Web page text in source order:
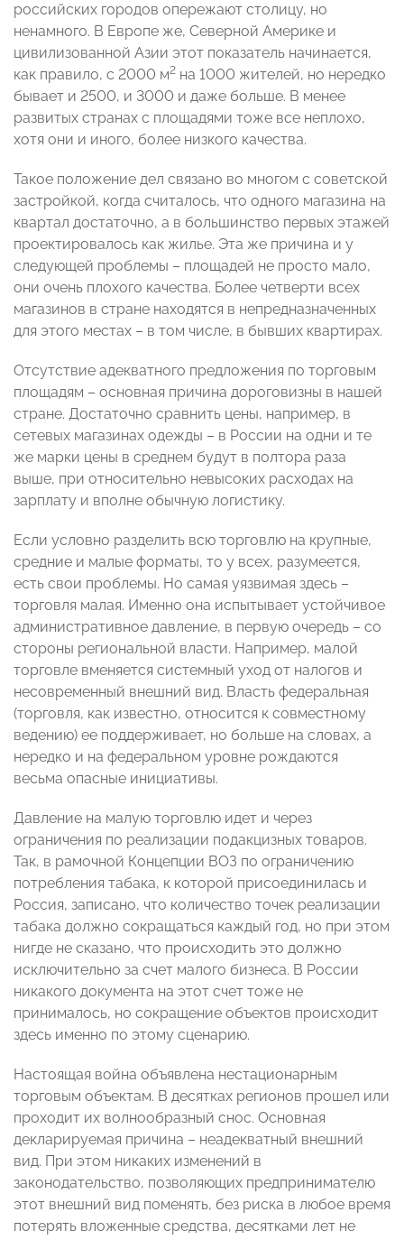
российских городов опережают столицу, но
ненамного. В Европе же, Северной Америке и
цивилизованной Азии этот показатель начинается,
как правило, с 2000 м2 на 1000 жителей, но нередко
бывает и 2500, и 3000 и даже больше. В менее
развитых странах с площадями тоже все неплохо,
хотя они и иного, более низкого качества.
Такое положение дел связано во многом с советской
застройкой, когда считалось, что одного магазина на
квартал достаточно, а в большинство первых этажей
проектировалось как жилье. Эта же причина и у
следующей проблемы – площадей не просто мало,
они очень плохого качества. Более четверти всех
магазинов в стране находятся в непредназначенных
для этого местах – в том числе, в бывших квартирах.
Отсутствие адекватного предложения по торговым
площадям – основная причина дороговизны в нашей
стране. Достаточно сравнить цены, например, в
сетевых магазинах одежды – в России на одни и те
же марки цены в среднем будут в полтора раза
выше, при относительно невысоких расходах на
зарплату и вполне обычную логистику.
Если условно разделить всю торговлю на крупные,
средние и малые форматы, то у всех, разумеется,
есть свои проблемы. Но самая уязвимая здесь –
торговля малая. Именно она испытывает устойчивое
административное давление, в первую очередь – со
стороны региональной власти. Например, малой
торговле вменяется системный уход от налогов и
несовременный внешний вид. Власть федеральная
(торговля, как известно, относится к совместному
ведению) ее поддерживает, но больше на словах, а
нередко и на федеральном уровне рождаются
весьма опасные инициативы.
Давление на малую торговлю идет и через
ограничения по реализации подакцизных товаров.
Так, в рамочной Концепции ВОЗ по ограничению
потребления табака, к которой присоединилась и
Россия, записано, что количество точек реализации
табака должно сокращаться каждый год, но при этом
нигде не сказано, что происходить это должно
исключительно за счет малого бизнеса. В России
никакого документа на этот счет тоже не
принималось, но сокращение объектов происходит
здесь именно по этому сценарию.
Настоящая война объявлена нестационарным
торговым объектам. В десятках регионов прошел или
проходит их волнообразный снос. Основная
декларируемая причина – неадекватный внешний
вид. При этом никаких изменений в
законодательство, позволяющих предпринимателю
этот внешний вид поменять, без риска в любое время
потерять вложенные средства, десятками лет не